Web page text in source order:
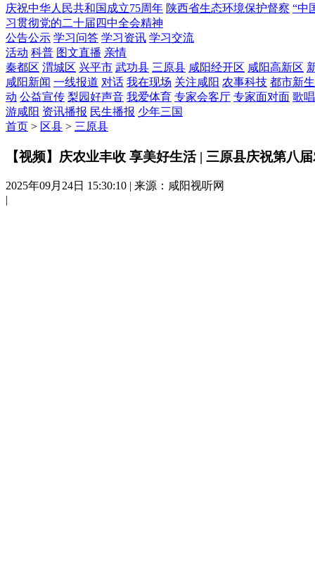
庆祝中华人民共和国成立75周年 陕西省生态环境保护督察 “中
习贯彻党的二十届四中全会精神
公告公示 学习问答 学习资讯 学习交流
活动 科普 图文直播 亲情
秦都区 渭城区 兴平市 武功县 三原县 咸阳经开区 咸阳高新区
咸阳新闻 一线报道 对话 我在现场 关注咸阳 农事科技 都市新
动 公益宣传 梨园好声音 我爱体育 专家会客厅 专家面对面 歌
游咸阳 资讯播报 民生播报 少年三国
首页 > 区县 > 三原县
【视频】庆农业丰收 享美好生活 | 三原县庆祝第八
2025年09月24日 15:30:10 | 来源：咸阳视听网
|